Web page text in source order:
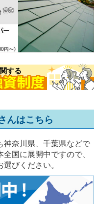
する
んはこちら
奈川県、千葉県などで
国に展開中ですので、
びください。